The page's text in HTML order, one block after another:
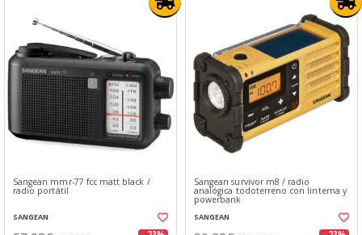
Sangean mmr-77 fcc matt black /
radio portátil
SANGEAN
Sangean survivor m8 / radio
analógica todoterreno con linterna y
powerbank
SANGEAN